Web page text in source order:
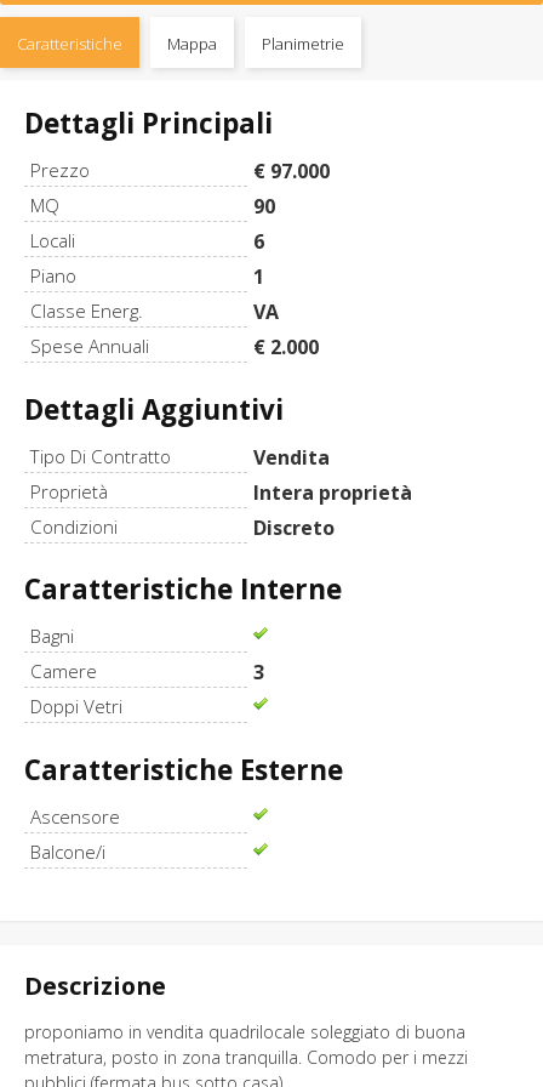
Caratteristiche Mappa Planimetrie
Dettagli Principali
Prezzo € 97.000
MQ 90
Locali 6
Piano 1
Classe Energ. VA
Spese Annuali € 2.000
Dettagli Aggiuntivi
Tipo Di Contratto Vendita
Proprietà Intera proprietà
Condizioni Discreto
Caratteristiche Interne
Bagni
Camere
3
Doppi Vetri
Caratteristiche Esterne
Ascensore
Balcone/i
Descrizione
proponiamo in vendita quadrilocale soleggiato di buona
metratura, posto in zona tranquilla. Comodo per i mezzi